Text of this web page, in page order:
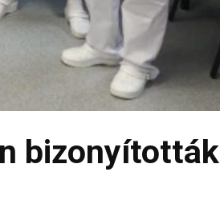
bizonyították